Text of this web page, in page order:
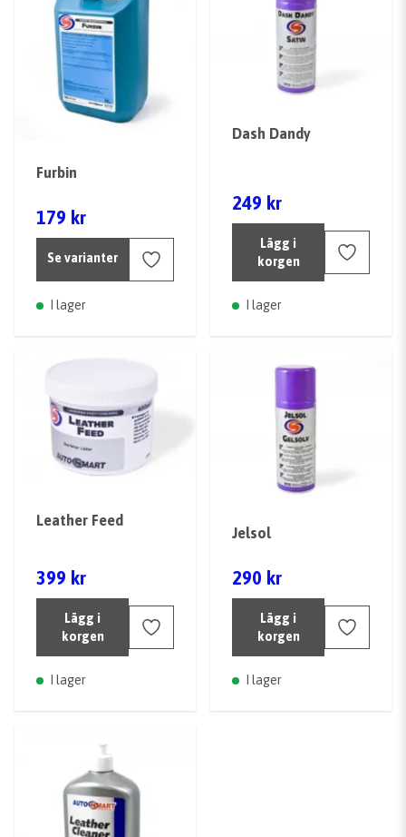
Furbin
179 kr
Se varianter
I lager
Dash Dandy
249 kr
Lägg i
korgen
I lager
Leather Feed
399 kr
Lägg i
korgen
I lager
Jelsol
290 kr
Lägg i
korgen
I lager